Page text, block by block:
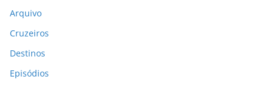
Arquivo
Cruzeiros
Destinos
Episódios